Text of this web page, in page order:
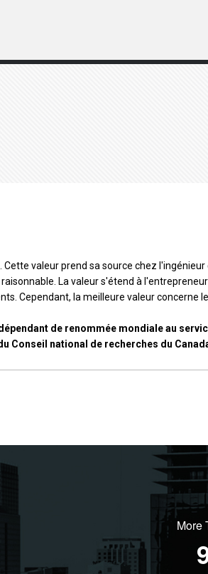
valeur prend sa source chez l'ingénieur
La valeur s'étend à
Cependant, la meilleure valeur concerne
de renommée mondiale au
Conseil national de recherches du
More